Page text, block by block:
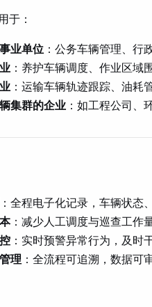
于：
业单位 ：公务车辆管理、行
：养护车辆调度、作业区域
：运输车辆轨迹跟踪、油耗
集群的企业 ：如工程公司、
：全程电子化记录，车辆状态
：减少人工调度与巡查工作
：实时预警异常行为，及时
理 ：全流程可追溯，数据可